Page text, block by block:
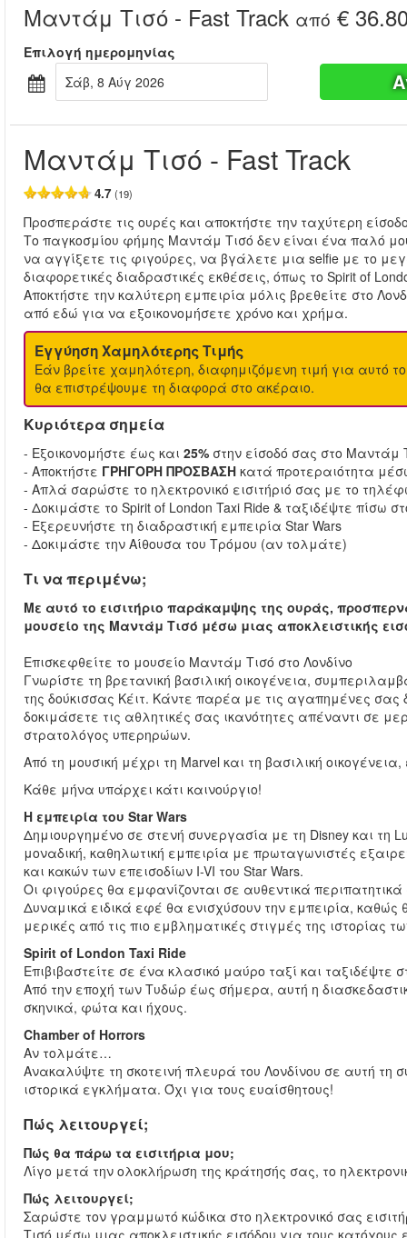
Μαντάμ Τισό - Fast Track από €
Επιλογή ημερομηνίας
Σάβ, 8 Αύγ 2026
Μαντάμ Τισό - Fast Track
4.7 (19)
Προσπεράστε τις ουρές και αποκτήστε την ταχύτερη
Το παγκοσμίου φήμης Μαντάμ Τισό δεν είναι ένα παλό
να αγγίξετε τις φιγούρες, να βγάλετε μια selfie με το
διαφορετικές διαδραστικές εκθέσεις, όπως το Spirit of
Αποκτήστε την καλύτερη εμπειρία μόλις βρεθείτε στο
από εδώ για να εξοικονομήσετε χρόνο και χρήμα.
Εγγύηση Χαμηλότερης Τιμής
Εάν βρείτε χαμηλότερη, διαφημιζόμενη τιμή για αυτό
θα επιστρέψουμε τη διαφορά στο ακέραιο.
Κυριότερα σημεία
- Εξοικονομήστε έως και 25% στην είσοδό σας στο Μαντάμ
- Αποκτήστε ΓΡΗΓΟΡΗ ΠΡΟΣΒΑΣΗ κατά προτεραιότητα
- Απλά σαρώστε το ηλεκτρονικό εισιτήριό σας με το
- Δοκιμάστε το Spirit of London Taxi Ride & ταξιδέψτε πίσω
- Εξερευνήστε τη διαδραστική εμπειρία Star Wars
- Δοκιμάστε την Αίθουσα του Τρόμου (αν τολμάτε)
Τι να περιμένω;
Με αυτό το εισιτήριο παράκαμψης της ουράς,
μουσείο της Μαντάμ Τισό μέσω μιας αποκλειστικής
Επισκεφθείτε το μουσείο Μαντάμ Τισό στο Λονδίνο
Γνωρίστε τη βρετανική βασιλική οικογένεια,
της δούκισσας Κέιτ. Κάντε παρέα με τις αγαπημένες
δοκιμάσετε τις αθλητικές σας ικανότητες απέναντι σε
στρατολόγος υπερηρώων.
Από τη μουσική μέχρι τη Marvel και τη βασιλική
Κάθε μήνα υπάρχει κάτι καινούργιο!
Η εμπειρία του Star Wars
Δημιουργημένο σε στενή συνεργασία με τη Disney και τη
μοναδική, καθηλωτική εμπειρία με πρωταγωνιστές
και κακών των επεισοδίων I-VI του Star Wars.
Οι φιγούρες θα εμφανίζονται σε αυθεντικά
Δυναμικά ειδικά εφέ θα ενισχύσουν την εμπειρία,
μερικές από τις πιο εμβληματικές στιγμές της ιστορίας
Spirit of London Taxi Ride
Επιβιβαστείτε σε ένα κλασικό μαύρο ταξί και ταξιδέψτε
Από την εποχή των Τυδώρ έως σήμερα, αυτή η
σκηνικά, φώτα και ήχους.
Chamber of Horrors
Αν τολμάτε…
Ανακαλύψτε τη σκοτεινή πλευρά του Λονδίνου σε αυτή τη
ιστορικά εγκλήματα. Όχι για τους ευαίσθητους!
Πώς λειτουργεί;
Πώς θα πάρω τα εισιτήρια μου;
Λίγο μετά την ολοκλήρωση της κράτησής σας, το
Πώς λειτουργεί;
Σαρώστε τον γραμμωτό κώδικα στο ηλεκτρονικό σας
Τισό μέσω μιας αποκλειστικής εισόδου για τους